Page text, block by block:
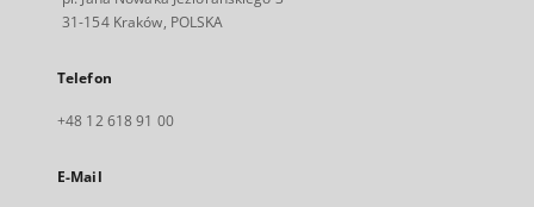
31-154 Kraków, POLSKA
Telefon
+48 12 618 91 00
E-Mail